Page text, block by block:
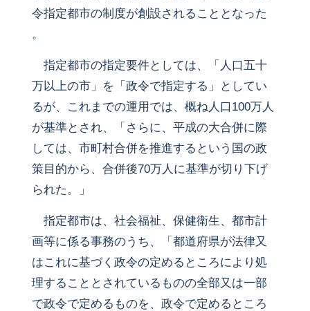
令指定都市の制度が創設されることとなった
。
指定都市の指定要件としては、「人口五十
万以上の市」を「政令で指定する」としてい
るが、これまでの運用では、概ね人口100万人
が基準とされ、「さらに、平成の大合併に際
しては、市町村合併を推進するという国の政
策目的から、合併後70万人に基準が切り下げ
られた。」
指定都市は、社会福祉、保健衛生、都市計
画等に係る事務のうち、「都道府県が法律又
はこれに基づく政令の定めるところにより処
理することとされているものの全部又は一部
で政令で定めるものを、政令で定めるところ